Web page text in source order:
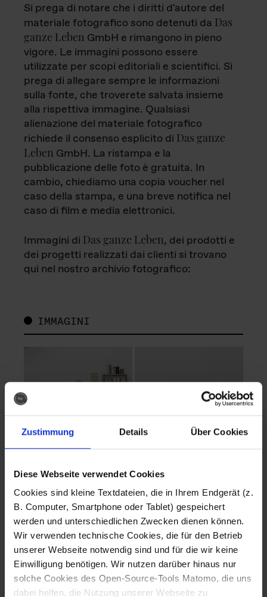
Zustimmung Details Über Cookies
Diese Webseite verwendet Cookies
Cookies sind kleine Textdateien, die in Ihrem Endgerät (z.
B. Computer, Smartphone oder Tablet) gespeichert
werden und unterschiedlichen Zwecken dienen können.
Wir verwenden technische Cookies, die für den Betrieb
unserer Webseite notwendig sind und für die wir keine
Einwilligung benötigen. Wir nutzen darüber hinaus nur
solche Cookies des Open-Source-Tools Matomo, die uns
dabei helfen, die Nutzung unserer Webseite zu
Si prega di notare che i diritti d'autore del
materiale fotografico sono detenuti da Das
ganze Leben GmbH e rimangono in pieno
vigore. Le immagini possono essere
utilizzate per scopi editoriali e scientifici. Si
prega di allegare sempre le informazioni
sulla fonte, che troverete salvata insieme
alla rispettiva immagine. Qualsiasi
alienazione del materiale fotografico
richiede il consenso esplicito di Das ganze
Leben GmbH. La ristampa e la
pubblicazione delle foto è gratuita. In
cambio, chiediamo una copia voucher nel
caso della stampa, e una breve notifica nel
caso di film e media elettronici.
Immagini di Das ganze Leben, dei prodotti e
dei progetti realizzati dai clienti si trovano
qui nel nostro archivio fotografico:
IMMAGINI
Fotografo: Lorenz
Sternbach
Download
Fotografo: Lorenz
Sternbach
Download